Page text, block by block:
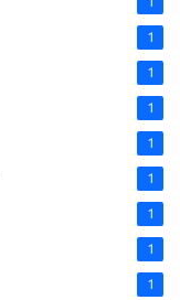
1
1
1
1
1
1
1
1